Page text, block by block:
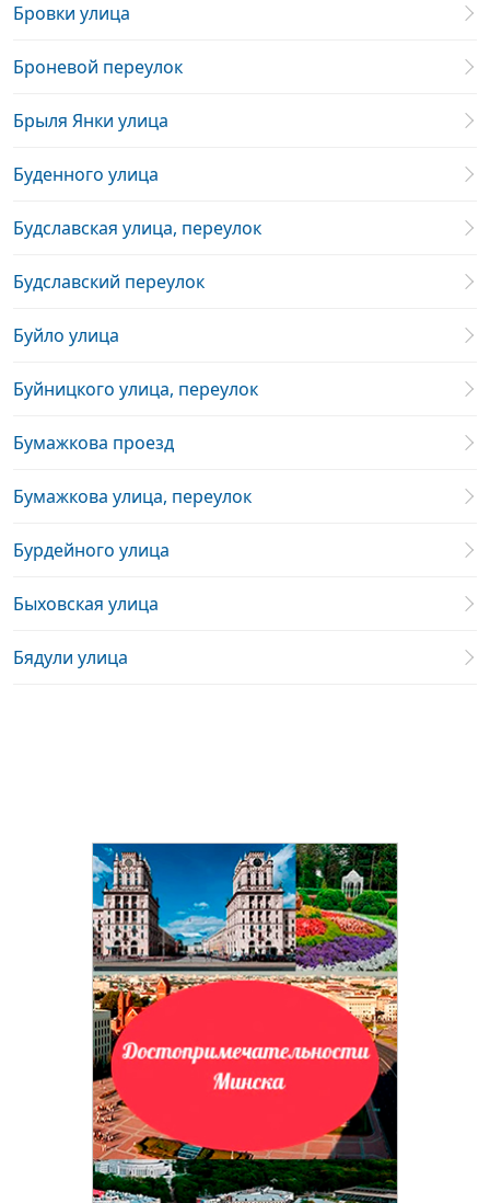
Бровки улица
Броневой переулок
Брыля Янки улица
Буденного улица
Будславская улица, переулок
Будславский переулок
Буйло улица
Буйницкого улица, переулок
Бумажкова проезд
Бумажкова улица, переулок
Бурдейного улица
Быховская улица
Бядули улица